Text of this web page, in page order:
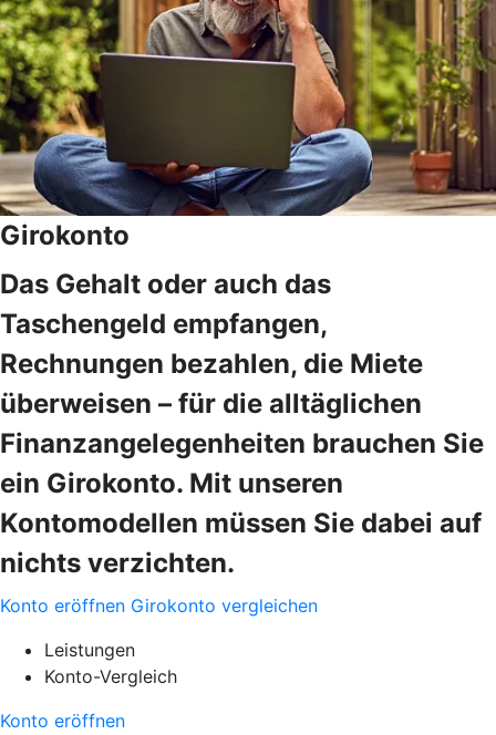
Girokonto
Das Gehalt oder auch das
Taschengeld empfangen,
Rechnungen bezahlen, die Miete
überweisen – für die alltäglichen
Finanzangelegenheiten brauchen Sie
ein Girokonto. Mit unseren
Kontomodellen müssen Sie dabei auf
nichts verzichten.
Konto eröffnen Girokonto vergleichen
Leistungen
Konto-Vergleich
Konto eröffnen